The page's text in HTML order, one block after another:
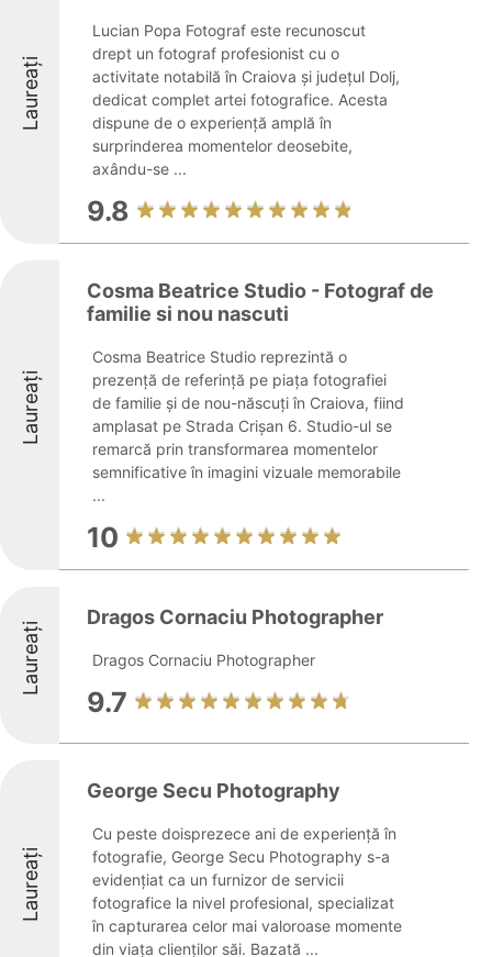
Laureați
Lucian Popa Fotograf este recunoscut
drept un fotograf profesionist cu o
activitate notabilă în Craiova și județul Dolj,
dedicat complet artei fotografice. Acesta
dispune de o experiență amplă în
surprinderea momentelor deosebite,
axându-se ...
9.8
Laureați
Cosma Beatrice Studio - Fotograf de
familie si nou nascuti
Cosma Beatrice Studio reprezintă o
prezență de referință pe piața fotografiei
de familie și de nou-născuți în Craiova, fiind
amplasat pe Strada Crișan 6. Studio-ul se
remarcă prin transformarea momentelor
semnificative în imagini vizuale memorabile
...
10
Laureați
Dragos Cornaciu Photographer
Dragos Cornaciu Photographer
9.7
Laureați
George Secu Photography
Cu peste doisprezece ani de experiență în
fotografie, George Secu Photography s-a
evidențiat ca un furnizor de servicii
fotografice la nivel profesional, specializat
în capturarea celor mai valoroase momente
din viața clienților săi. Bazată ...